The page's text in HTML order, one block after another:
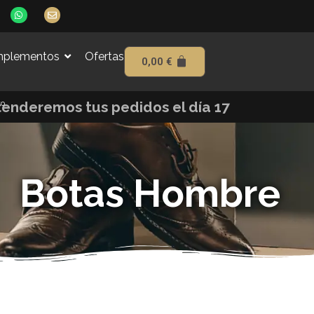
W
h
a
E
n
o
Ofertas 0,00 €
tus pedidos el día 17
Botas Hombre